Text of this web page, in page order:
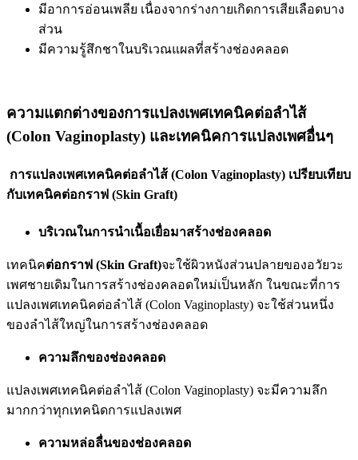
มีอาการอ่อนเพลีย เนื่องจากร่างกายเกิดการเสียเลือดบาง
ส่วน
มีความรู้สึกชาในบริเวณแผลที่สร้างช่องคลอด
ความแตกต่างของการแปลงเพศเทคนิคต่อลำไส้
(Colon Vaginoplasty) และเทคนิคการแปลงเพศอื่นๆ
การแปลงเพศเทคนิคต่อลำไส้ (Colon Vaginoplasty) เปรียบเทียบ
กับเทคนิคต่อกราฟ (Skin Graft)
บริเวณในการนำเนื้อเยื่อมาสร้างช่องคลอด
เทคนิคต่อกราฟ (Skin Graft)จะใช้ผิวหนังส่วนปลายของอวัยวะ
เพศชายเดิมในการสร้างช่องคลอดใหม่เป็นหลัก ในขณะที่การ
แปลงเพศเทคนิคต่อลำไส้ (Colon Vaginoplasty) จะใช้ส่วนหนึ่ง
ของลำไส้ใหญ่ในการสร้างช่องคลอด
ความลึกของช่องคลอด
แปลงเพศเทคนิคต่อลำไส้ (Colon Vaginoplasty) จะมีความลึก
มากกว่าทุกเทคนิดการแปลงเพศ
ความหล่อลื่นของช่องคลอด